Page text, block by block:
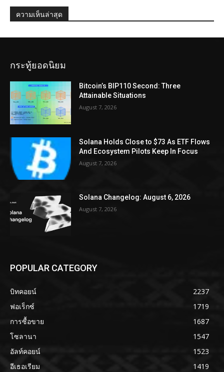
ความเห็นล่าสุด
กระทู้ยอดนิยม
Bitcoin’s BIP110 Second: Three
Attainable Situations
August 7, 2026
Solana Holds Close to $73 As ETF Flows
And Ecosystem Pilots Keep In Focus
August 7, 2026
Solana Changelog: August 6, 2026
August 7, 2026
POPULAR CATEGORY
บิทคอยน์
2237
ฟอเร็กซ์
1719
การซื้อขาย
1687
โซลานา
1547
อัลท์คอยน์
1523
อีเธอเรียม
1419